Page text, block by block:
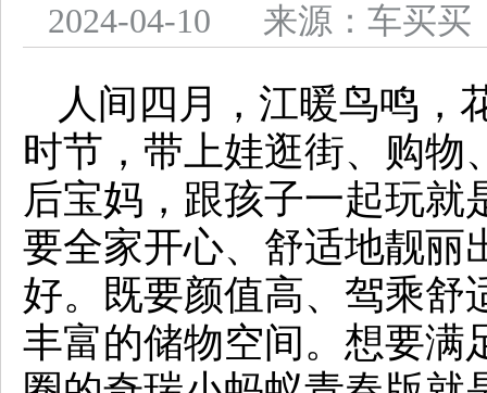
2024-04-10 来源：车买
人间四月，江暖鸟鸣，
时节，带上娃逛街、购物
后宝妈，跟孩子一起玩就
要全家开心、舒适地靓丽
好。既要颜值高、驾乘舒
丰富的储物空间。想要满